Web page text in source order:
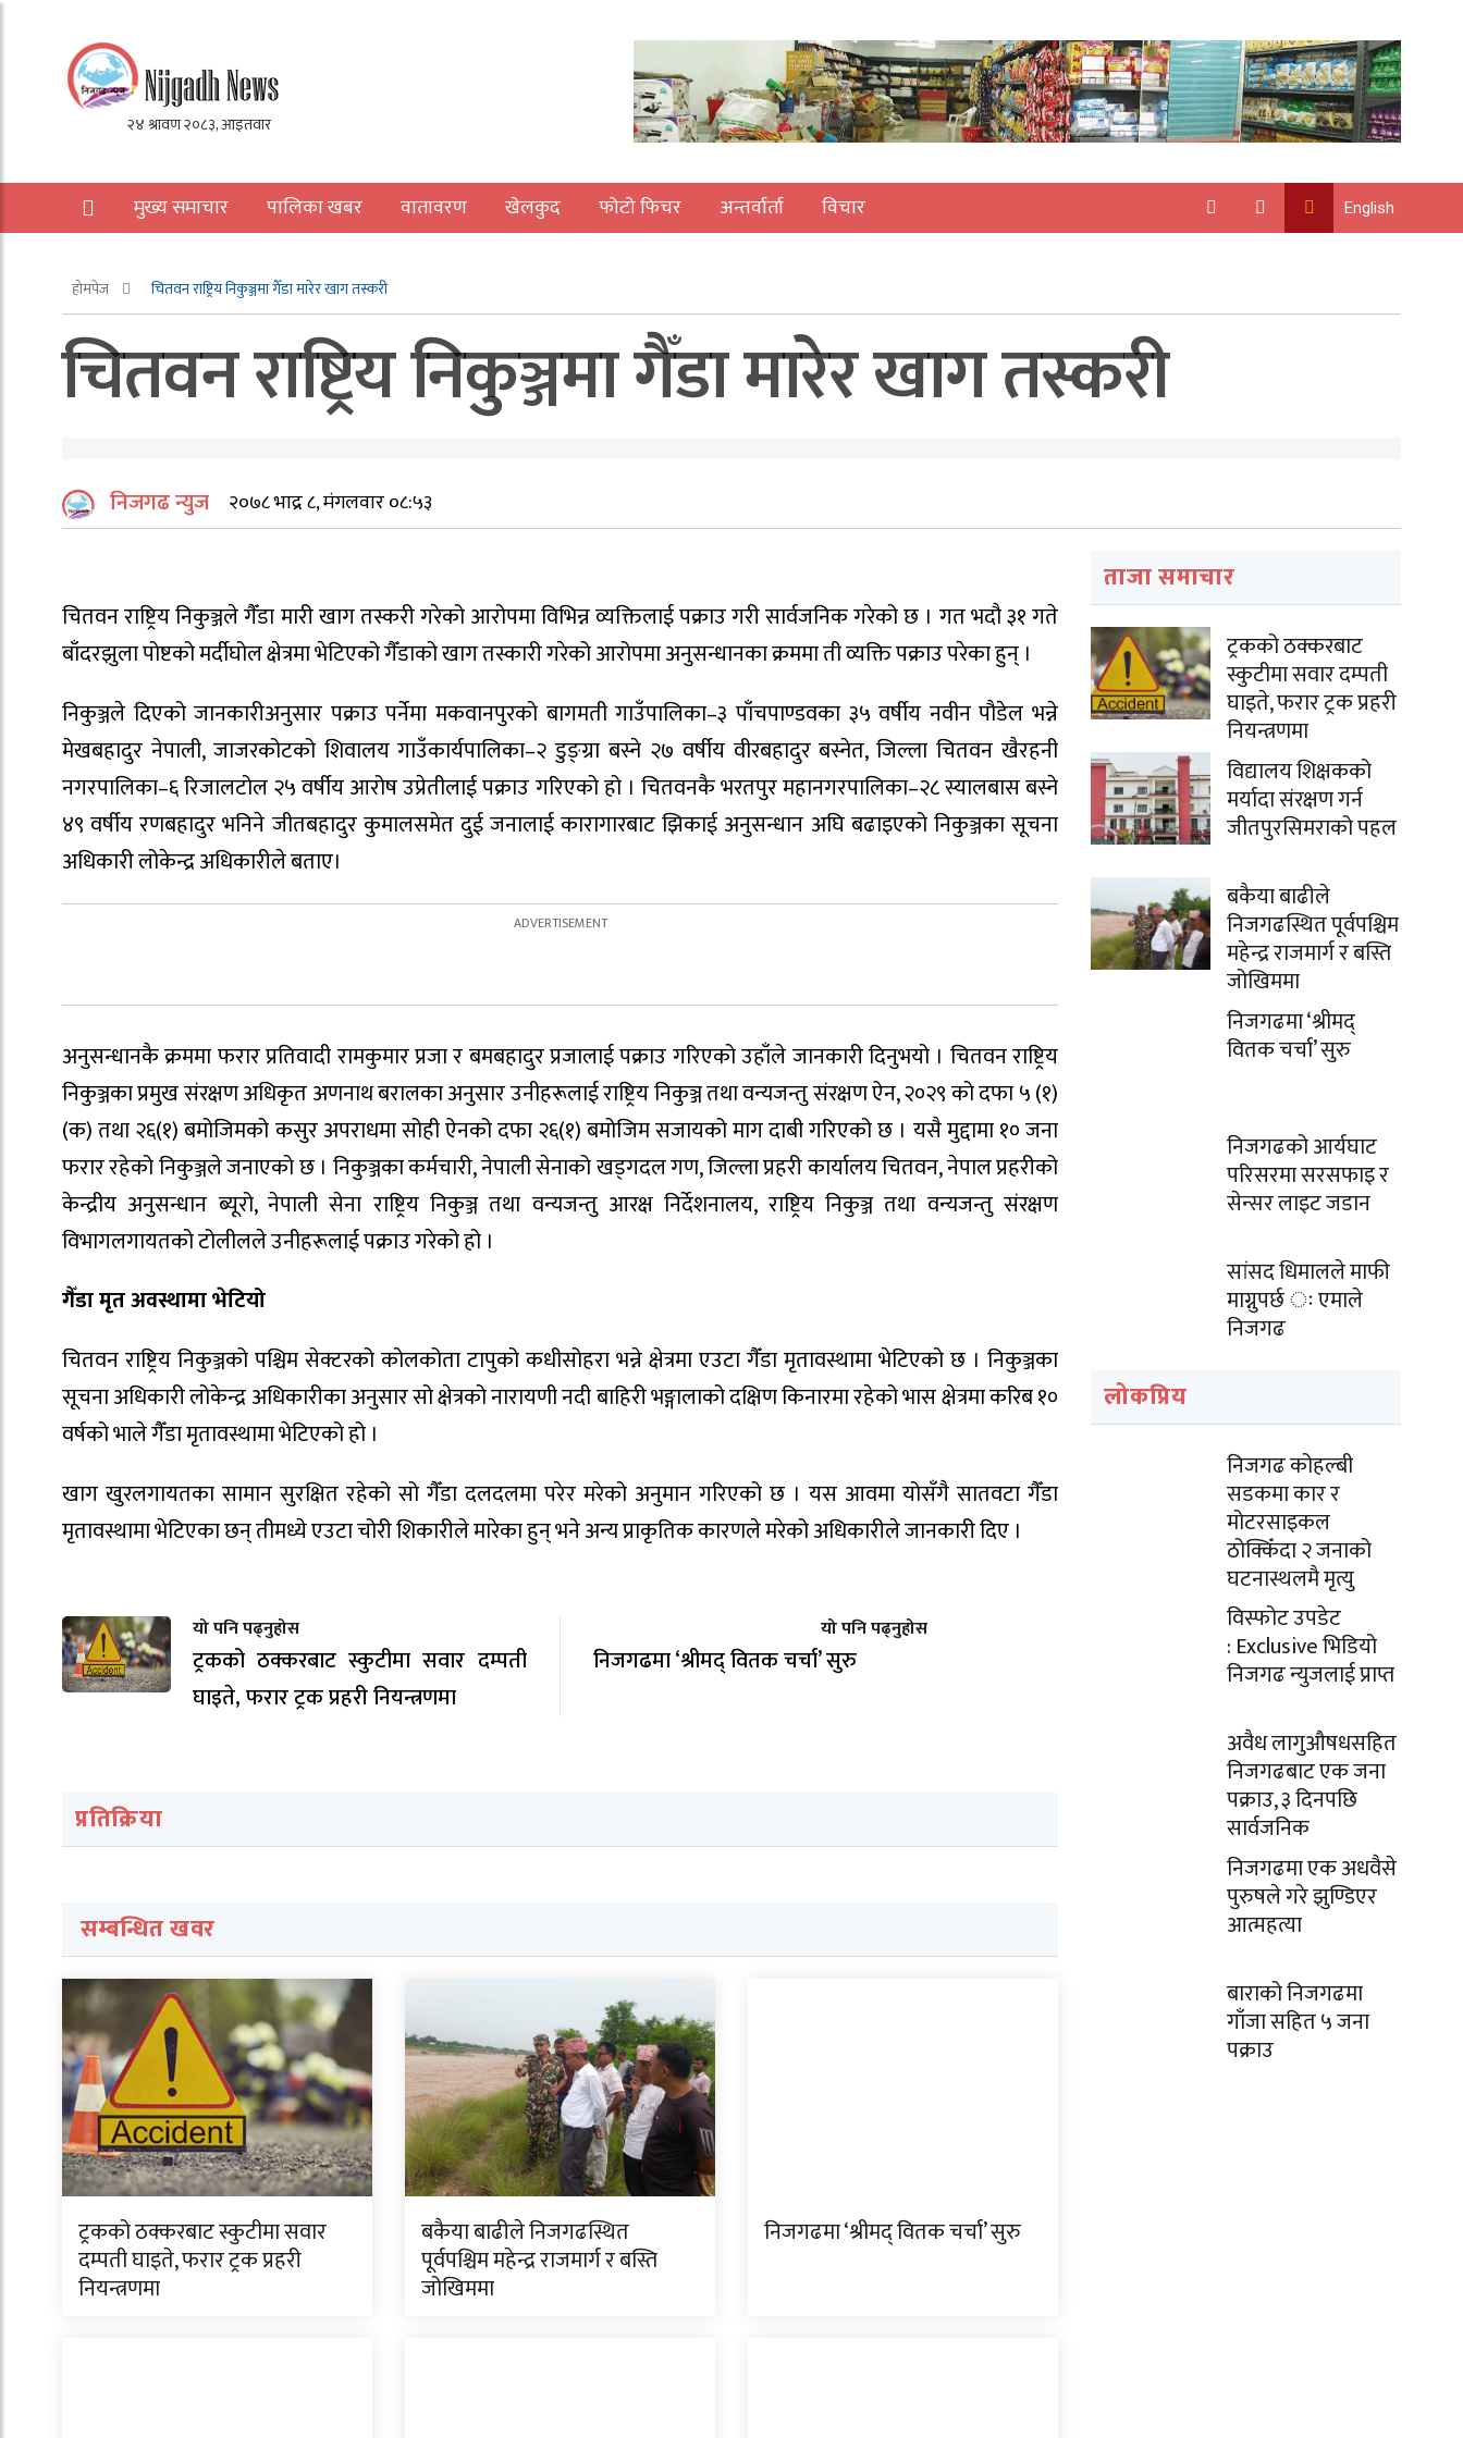
मुख्य समाचार पालिका खबर वातावरण खेलकुद फोटो फिचर अन्तर्वार्ता
विचार
English
होमपेज चितवन राष्ट्रिय निकुञ्जमा गैँडा मारेर खाग तस्करी
चितवन राष्ट्रिय निकुञ्जमा गैँडा मारेर खाग तस्करी
निजगढ न्युज २०७८ भाद्र ८, मंगलवार ०८:५३
चितवन राष्ट्रिय निकुञ्जले गैँडा मारी खाग तस्करी गरेको आरोपमा विभिन्न व्यक्तिलाई पक्राउ गरी सार्वजनिक गरेको छ । गत भदौ ३१ गते
बाँदरझुला पोष्टको मर्दीघोल क्षेत्रमा भेटिएको गैँडाको खाग तस्कारी गरेको आरोपमा अनुसन्धानका क्रममा ती व्यक्ति पक्राउ परेका हुन् ।
निकुञ्जले दिएको जानकारीअनुसार पक्राउ पर्नेमा मकवानपुरको बागमती गाउँपालिका–३ पाँचपाण्डवका ३५ वर्षीय नवीन पौडेल भन्ने
मेखबहादुर नेपाली, जाजरकोटको शिवालय गाउँकार्यपालिका–२ डुङ्ग्रा बस्ने २७ वर्षीय वीरबहादुर बस्नेत, जिल्ला चितवन खैरहनी
नगरपालिका–६ रिजालटोल २५ वर्षीय आरोष उप्रेतीलाई पक्राउ गरिएको हो । चितवनकै भरतपुर महानगरपालिका–२८ स्यालबास बस्ने
४९ वर्षीय रणबहादुर भनिने जीतबहादुर कुमालसमेत दुई जनालाई कारागारबाट झिकाई अनुसन्धान अघि बढाइएको निकुञ्जका सूचना
अधिकारी लोकेन्द्र अधिकारीले बताए।
अनुसन्धानकै क्रममा फरार प्रतिवादी रामकुमार प्रजा र बमबहादुर प्रजालाई पक्राउ गरिएको उहाँले जानकारी दिनुभयो । चितवन राष्ट्रिय
निकुञ्जका प्रमुख संरक्षण अधिकृत अणनाथ बरालका अनुसार उनीहरूलाई राष्ट्रिय निकुञ्ज तथा वन्यजन्तु संरक्षण ऐन, २०२९ को दफा ५ (१)
(क) तथा २६(१) बमोजिमको कसुर अपराधमा सोही ऐनको दफा २६(१) बमोजिम सजायको माग दाबी गरिएको छ । यसै मुद्दामा १० जना
फरार रहेको निकुञ्जले जनाएको छ । निकुञ्जका कर्मचारी, नेपाली सेनाको खड्गदल गण, जिल्ला प्रहरी कार्यालय चितवन, नेपाल प्रहरीको
केन्द्रीय अनुसन्धान ब्यूरो, नेपाली सेना राष्ट्रिय निकुञ्ज तथा वन्यजन्तु आरक्ष निर्देशनालय, राष्ट्रिय निकुञ्ज तथा वन्यजन्तु संरक्षण
विभागलगायतको टोलीलले उनीहरूलाई पक्राउ गरेको हो ।
गैँडा मृत अवस्थामा भेटियो
चितवन राष्ट्रिय निकुञ्जको पश्चिम सेक्टरको कोलकोता टापुको कधीसोहरा भन्ने क्षेत्रमा एउटा गैँडा मृतावस्थामा भेटिएको छ । निकुञ्जका
सूचना अधिकारी लोकेन्द्र अधिकारीका अनुसार सो क्षेत्रको नारायणी नदी बाहिरी भङ्गालाको दक्षिण किनारमा रहेको भास क्षेत्रमा करिब १०
वर्षको भाले गैँडा मृतावस्थामा भेटिएको हो ।
खाग खुरलगायतका सामान सुरक्षित रहेको सो गैँडा दलदलमा परेर मरेको अनुमान गरिएको छ । यस आवमा योसँगै सातवटा गैँडा
मृतावस्थामा भेटिएका छन् तीमध्ये एउटा चोरी शिकारीले मारेका हुन् भने अन्य प्राकृतिक कारणले मरेको अधिकारीले जानकारी दिए ।
यो पनि पढ्नुहोस
ट्रकको ठक्करबाट स्कुटीमा सवार दम्पती
घाइते, फरार ट्रक प्रहरी नियन्त्रणमा
यो पनि पढ्नुहोस
निजगढमा ‘श्रीमद् वितक चर्चा’ सुरु
प्रतिक्रिया
सम्बन्धित खवर
ट्रकको ठक्करबाट स्कुटीमा सवार
दम्पती घाइते, फरार ट्रक प्रहरी
नियन्त्रणमा
बकैया बाढीले निजगढस्थित
पूर्वपश्चिम महेन्द्र राजमार्ग र बस्ति
जोखिममा
निजगढमा ‘श्रीमद् वितक चर्चा’ सुरु
ताजा समाचार
ट्रकको ठक्करबाट
स्कुटीमा सवार दम्पती
घाइते, फरार ट्रक प्रहरी
नियन्त्रणमा
विद्यालय शिक्षकको
मर्यादा संरक्षण गर्न
जीतपुरसिमराको पहल
बकैया बाढीले
निजगढस्थित पूर्वपश्चिम
महेन्द्र राजमार्ग र बस्ति
जोखिममा
निजगढमा ‘श्रीमद्
वितक चर्चा’ सुरु
निजगढको आर्यघाट
परिसरमा सरसफाइ र
सेन्सर लाइट जडान
सांसद धिमालले माफी
माग्नुपर्छ ः एमाले
निजगढ
लोकप्रिय
निजगढ कोहल्बी
सडकमा कार र
मोटरसाइकल
ठोक्किँदा २ जनाको
घटनास्थलमै मृत्यु
विस्फोट उपडेट
: Exclusive भिडियो
निजगढ न्युजलाई प्राप्त
अवैध लागुऔषधसहित
निजगढबाट एक जना
पक्राउ, ३ दिनपछि
सार्वजनिक
निजगढमा एक अधवैसे
पुरुषले गरे झुण्डिएर
आत्महत्या
बाराको निजगढमा
गाँजा सहित ५ जना
पक्राउ